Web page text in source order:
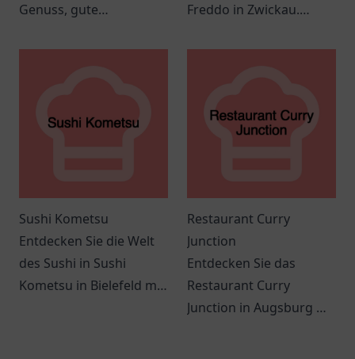
Genuss, gute
spannende
Atmosphäre.
Freddo in Zwickau.
und köstliche Leckereien
Sushi Kometsu
Entdecken Sie die Welt
des Sushi in Sushi
Kometsu in Bielefeld mit
Restaurant Curry
Junction
Entdecken Sie das
Restaurant Curry
Junction in Augsburg mit